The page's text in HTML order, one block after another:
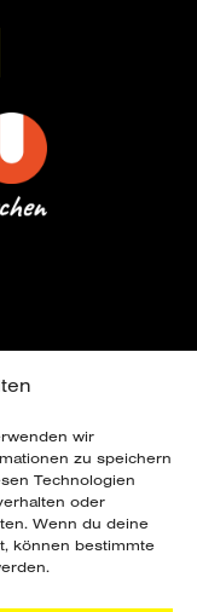
wir
zu speichern
Technologien
oder
Wenn du deine
können bestimmte
Alle
by